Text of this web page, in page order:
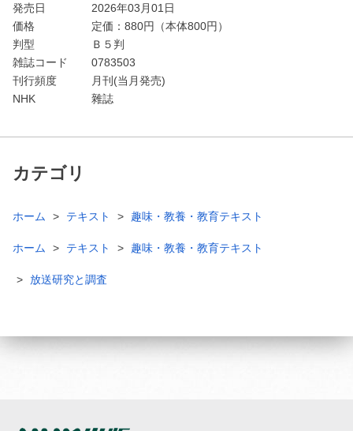
発売日
2026年03月01日
価格
定価： 880円（本体800円）
判型
Ｂ５判
雑誌コード
0783503
刊行頻度
月刊(当月発売)
NHK
雜誌
カテゴリ
ホーム テキスト 趣味・教養・教育テキスト
ホーム テキスト 趣味・教養・教育テキスト
放送研究と調査